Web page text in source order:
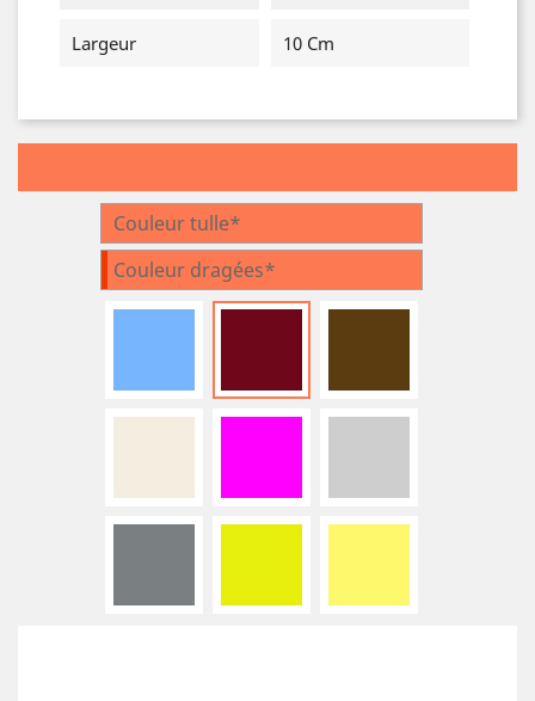
Largeur 10 Cm
Couleur tulle*
Couleur dragées*